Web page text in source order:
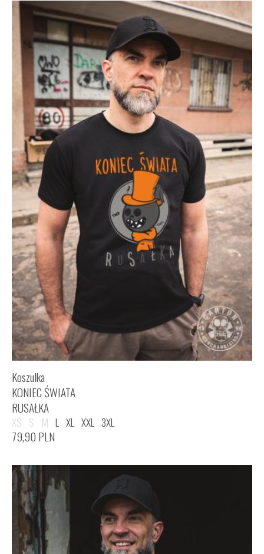
Koszulka
KONIEC ŚWIATA
RUSAŁKA
XS S M L XL XXL 3XL
79,90 PLN